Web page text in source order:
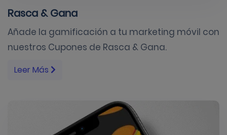
Rasca & Gana
Añade la gamificación a tu marketing móvil con
nuestros Cupones de Rasca & Gana.
Leer Más